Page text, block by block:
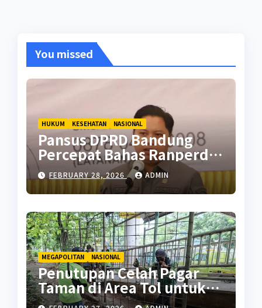
You missed
HUKUM KESEHATAN NASIONAL
Pansus DPRD Bandung
Percepat Bahas Ranperda
Pencegahan Seks Berisiko
FEBRUARY 28, 2026 ADMIN
MEGAPOLITAN NASIONAL
Penutupan Celah Pagar
Taman di Area Tol untuk
Cegah Penyalahgunaan